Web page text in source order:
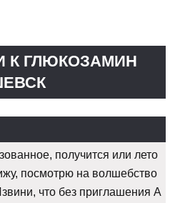
К ГЛЮКОЗАМИН
получится или лето
посмотрю на волшебство
что без приглашения А